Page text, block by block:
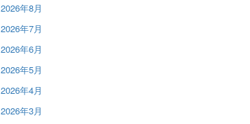
2026年8月
2026年7月
2026年6月
2026年5月
2026年4月
2026年3月